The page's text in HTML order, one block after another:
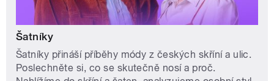
Šatníky
Šatníky přináší příběhy módy z českých skříní a ulic.
Poslechněte si, co se skutečně nosí a proč.